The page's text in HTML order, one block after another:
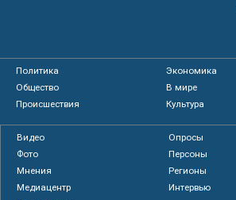
Политика
Экономика
Общество
В мире
Происшествия
Культура
Видео
Опросы
Фото
Персоны
Мнения
Регионы
Медиацентр
Интервью